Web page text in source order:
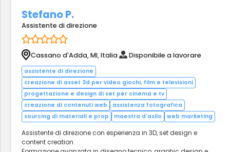
Stefano P.
Assistente di direzione
Cassano d'Adda, MI, Italia Disponibile a lavorare
assistente di direzione
creazione di asset 3d per video giochi, film e televisioni
progettazione e design di set per cinema e tv
creazione di contenuti web
assistenza fotografica
sourcing di materiali e prop
maestra d'asilo web marketing
Assistente di direzione con esperienza in 3D, set design e
content creation.